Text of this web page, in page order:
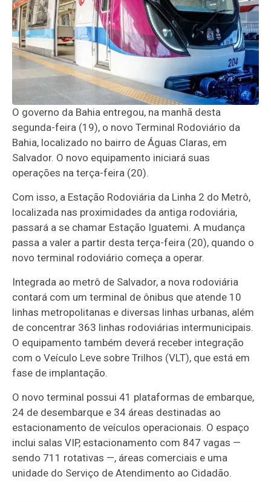
O governo da Bahia entregou, na manhã desta
segunda-feira (19), o novo Terminal Rodoviário da
Bahia, localizado no bairro de Águas Claras, em
Salvador. O novo equipamento iniciará suas
operações na terça-feira (20).
Com isso, a Estação Rodoviária da Linha 2 do Metrô,
localizada nas proximidades da antiga rodoviária,
passará a se chamar Estação Iguatemi. A mudança
passa a valer a partir desta terça-feira (20), quando o
novo terminal rodoviário começa a operar.
Integrada ao metrô de Salvador, a nova rodoviária
contará com um terminal de ônibus que atende 10
linhas metropolitanas e diversas linhas urbanas, além
de concentrar 363 linhas rodoviárias intermunicipais.
O equipamento também deverá receber integração
com o Veículo Leve sobre Trilhos (VLT), que está em
fase de implantação.
O novo terminal possui 41 plataformas de embarque,
24 de desembarque e 34 áreas destinadas ao
estacionamento de veículos operacionais. O espaço
inclui salas VIP, estacionamento com 847 vagas —
sendo 711 rotativas —, áreas comerciais e uma
unidade do Serviço de Atendimento ao Cidadão.